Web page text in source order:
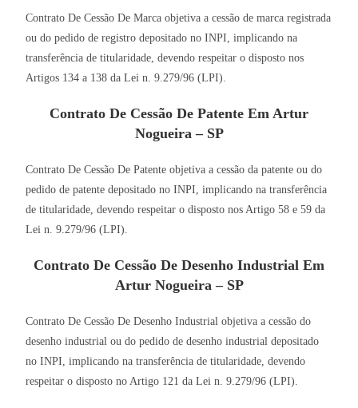
Contrato De Cessão De Marca objetiva a cessão de marca registrada
ou do pedido de registro depositado no INPI, implicando na
transferência de titularidade, devendo respeitar o disposto nos
Artigos 134 a 138 da Lei n. 9.279/96 (LPI).
Contrato De Cessão De Patente Em Artur
Nogueira – SP
Contrato De Cessão De Patente objetiva a cessão da patente ou do
pedido de patente depositado no INPI, implicando na transferência
de titularidade, devendo respeitar o disposto nos Artigo 58 e 59 da
Lei n. 9.279/96 (LPI).
Contrato De Cessão De Desenho Industrial Em
Artur Nogueira – SP
Contrato De Cessão De Desenho Industrial objetiva a cessão do
desenho industrial ou do pedido de desenho industrial depositado
no INPI, implicando na transferência de titularidade, devendo
respeitar o disposto no Artigo 121 da Lei n. 9.279/96 (LPI).